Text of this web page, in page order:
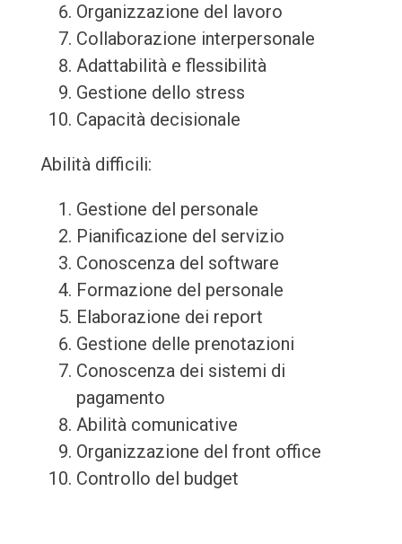
Organizzazione del lavoro
Collaborazione interpersonale
Adattabilità e flessibilità
Gestione dello stress
Capacità decisionale
Abilità difficili:
Gestione del personale
Pianificazione del servizio
Conoscenza del software
Formazione del personale
Elaborazione dei report
Gestione delle prenotazioni
Conoscenza dei sistemi di
pagamento
Abilità comunicative
Organizzazione del front office
Controllo del budget